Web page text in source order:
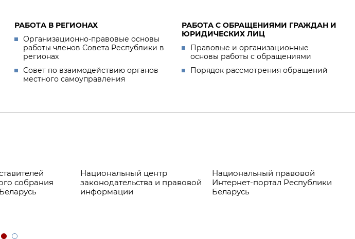
РАБОТА В РЕГИОНАХ
Организационно-правовые основы
работы членов Совета Республики в
регионах
Совет по взаимодействию органов
местного самоуправления
РАБОТА С ОБРАЩЕНИЯМИ ГРАЖДАН И
ЮРИДИЧЕСКИХ ЛИЦ
Правовые и организационные
основы работы с обращениями
Порядок рассмотрения обращений
собрания
Национальный центр
законодательства и правовой
информации
Национальный правовой
Интернет-портал Республики
Беларусь